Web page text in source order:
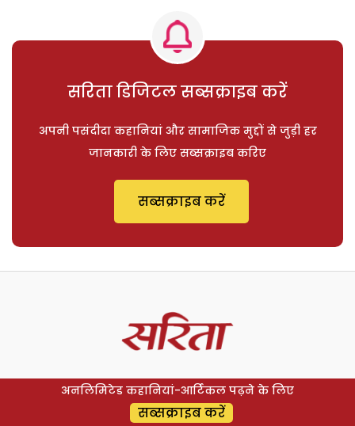
सरिता डिजिटल सब्सक्राइब करें
अपनी पसंदीदा कहानियां और सामाजिक मुद्दों से जुड़ी हर
जानकारी के लिए सब्सक्राइब करिए
सब्सक्राइब करें
अनलिमिटेड कहानियां-आर्टिकल पढ़ने के लिए
सब्सक्राइब करें